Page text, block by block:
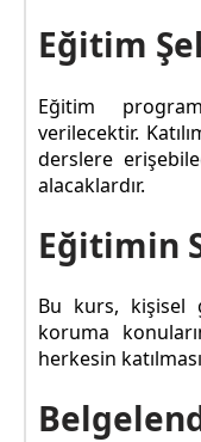
Eğitim
Eğitim
verilecektir.
derslere
alacaklardır.
Eğitimin
Bu kurs, kişisel
koruma
herkesin